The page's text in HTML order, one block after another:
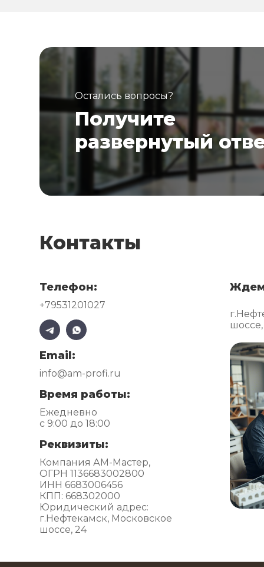
Остались вопросы?
Получите
развернутый
Контакты
Телефон:
+79531201027
Email:
info@am-profi.ru
Время работы:
Ежедневно
с 9:00 до 18:00
Реквизиты:
Компания АМ-Мастер,
ОГРН 1136683002800
ИНН 6683006456
КПП: 668302000
Юридический адрес:
г.Нефтекамск, Московское
шоссе, 24
Ждем